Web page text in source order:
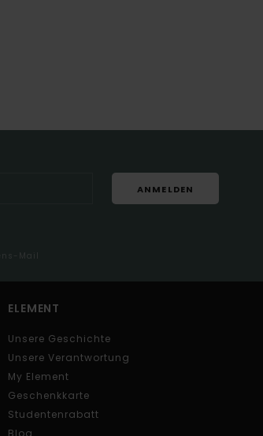
ANMELDEN
Mail
ELEMENT
Unsere Geschichte
Unsere Verantwortung
My Element
Geschenkkarte
Studentenrabatt